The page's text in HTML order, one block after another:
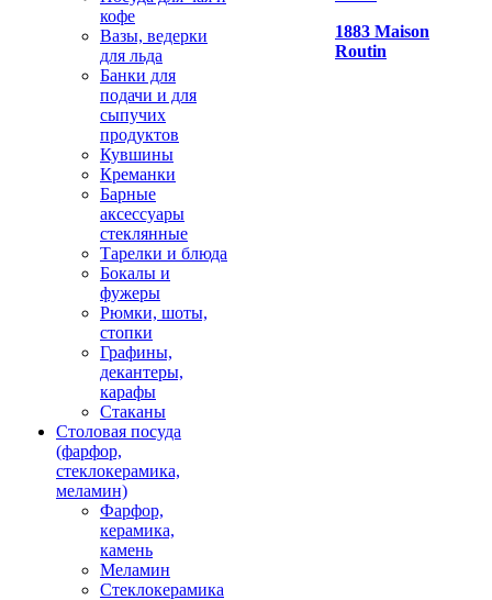
кофе
Вазы, ведерки
для льда
Банки для
подачи и для
сыпучих
продуктов
Кувшины
Креманки
Барные
аксессуары
стеклянные
Тарелки и блюда
Бокалы и
фужеры
Рюмки, шоты,
стопки
Графины,
декантеры,
карафы
Стаканы
Столовая посуда
(фарфор,
стеклокерамика,
меламин)
Фарфор,
керамика,
камень
Меламин
Стеклокерамика
1883 Maison
Routin